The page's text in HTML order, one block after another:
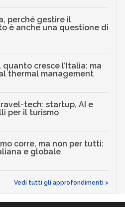
perché gestire il
è anche una questione di
quanto cresce l’Italia: ma
thermal management
tech: startup, AI e
per il turismo
corre, ma non per tutti:
e globale
Vedi tutti gli approfondimenti >